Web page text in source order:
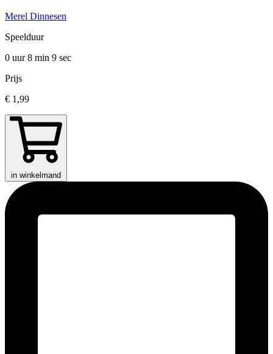
Merel Dinnesen
Speelduur
0 uur 8 min 9 sec
Prijs
€ 1,99
in winkelmand